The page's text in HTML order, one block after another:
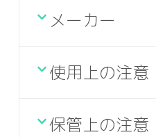
メーカー
使用上の注意
保管上の注意